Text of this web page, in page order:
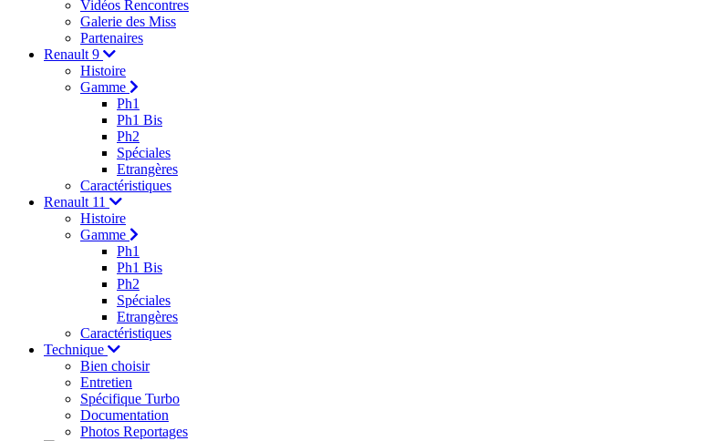
Vidéos Rencontres
Galerie des Miss
Partenaires
Renault 9
Histoire
Gamme
Ph1
Ph1 Bis
Ph2
Spéciales
Etrangères
Caractéristiques
Renault 11
Histoire
Gamme
Ph1
Ph1 Bis
Ph2
Spéciales
Etrangères
Caractéristiques
Technique
Bien choisir
Entretien
Spécifique Turbo
Documentation
Photos Reportages